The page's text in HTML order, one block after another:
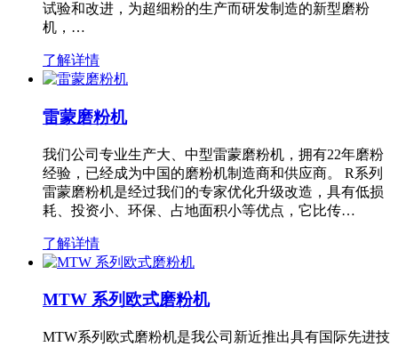
试验和改进，为超细粉的生产而研发制造的新型磨粉
机，…
了解详情
雷蒙磨粉机
我们公司专业生产大、中型雷蒙磨粉机，拥有22年磨粉
经验，已经成为中国的磨粉机制造商和供应商。 R系列
雷蒙磨粉机是经过我们的专家优化升级改造，具有低损
耗、投资小、环保、占地面积小等优点，它比传…
了解详情
MTW 系列欧式磨粉机
MTW系列欧式磨粉机是我公司新近推出具有国际先进技